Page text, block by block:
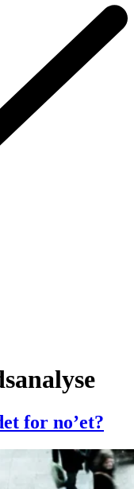
for no’et?